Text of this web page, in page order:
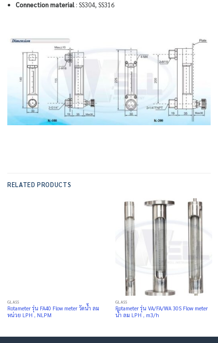
Connection material: SS304, SS316
RELATED PRODUCTS
GLASS
Rotameter รุ่น FA40 Flow meter วัดน้ำ ลม
หน่วย LPH , NLPM
GLASS
Rotameter รุ่น VA/FA/WA 30S Flow meter
น้ำ ลม LPH , m3/h